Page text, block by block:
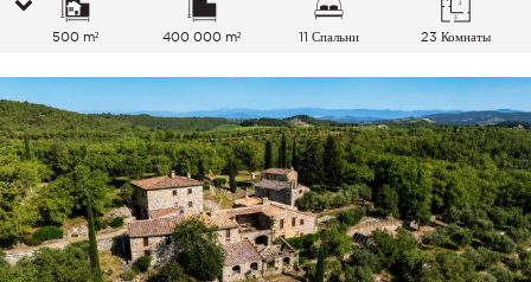
500 m² 400 000 m² 11 Спальни 23 Комнаты